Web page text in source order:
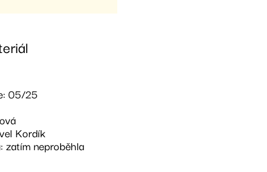
05/25
Kordík
zatím neproběhla